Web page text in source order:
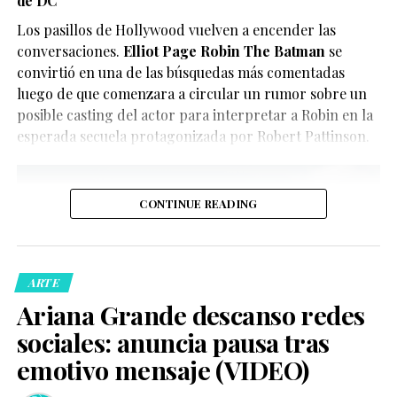
Glenn Close .
Ver esta publicación en Instagram
han convertido el clip en uno de los contenidos virales
del momento.
acudieron al domicilio tras recibir llamadas de personas
preocupadas por el bienestar del creador de contenido.
Posteriormente, las autoridades confirmaron que la
persona fue trasladada de manera segura a un hospital
local para recibir atención médica.
Los pasillos de Hollywood vuelven a encender las
conversaciones. Elliot Page Robin The Batmanse
convirtió en una de las búsquedas más comentadas
luego de que comenzara a circular un rumor sobre un
posible casting del actor para interpretar a Robin en la
esperada secuela protagonizada por Robert Pattinson.
CONTINUE READING
ARTE
Ariana Grande descanso redes
sociales: anuncia pausa tras
emotivo mensaje (VIDEO)